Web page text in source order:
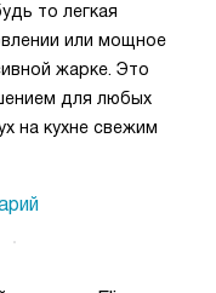
то легкая
или мощное
жарке. Это
для любых
на кухне свежим